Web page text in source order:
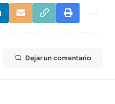
Dejar un comentario